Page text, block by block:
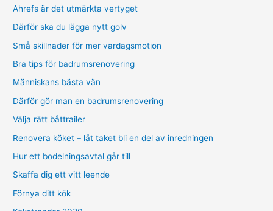
Ahrefs är det utmärkta vertyget
Därför ska du lägga nytt golv
Små skillnader för mer vardagsmotion
Bra tips för badrumsrenovering
Människans bästa vän
Därför gör man en badrumsrenovering
Välja rätt båttrailer
Renovera köket – låt taket bli en del av inredningen
Hur ett bodelningsavtal går till
Skaffa dig ett vitt leende
Förnya ditt kök